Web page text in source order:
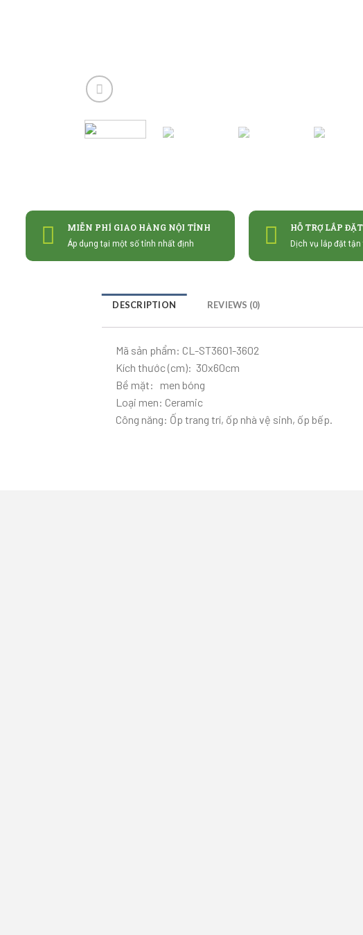
MIỄN PHÍ GIAO HÀNG NỘI TỈNH
Áp dụng tại một số tỉnh nhất định
HỖ TRỢ LẮP
Dịch vụ lắp đặt
DESCRIPTION REVIEWS (0)
Mã sản phẩm: CL-ST3601-3602
Kích thước (cm): 30x60cm
Bề mặt: men bóng
Loại men: Ceramic
Công năng: Ốp trang trí, ốp nhà vệ sinh, ốp bếp.